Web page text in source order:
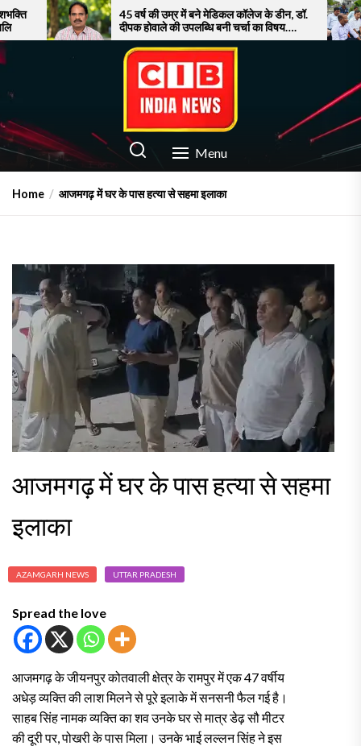
Skip
to
the
content
45 वर्ष की उम्र में बने मेडिकल कॉलेज के डीन, डॉ.
दीपक होवाले की उपलब्धि बनी चर्चा का विषय….
सूरत में
पर फूटा
CIB INDIA NEWS
Latest News in Azamgarh Menu
Home आजमगढ़ में घर के पास हत्या से सहमा इलाका
आजमगढ़ में घर के पास हत्या से सहमा
इलाका
AZAMGARH NEWS UTTAR PRADESH
Spread the love
आजमगढ़ के जीयनपुर कोतवाली क्षेत्र के रामपुर में एक 47 वर्षीय
अधेड़ व्यक्ति की लाश मिलने से पूरे इलाके में सनसनी फैल गई है।
साहब सिंह नामक व्यक्ति का शव उनके घर से मात्र डेढ़ सौ मीटर
की दूरी पर, पोखरी के पास मिला। उनके भाई लल्लन सिंह ने इस